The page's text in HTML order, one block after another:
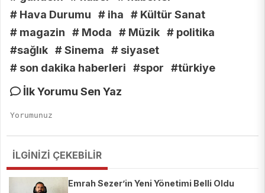
# Hava Durumu
# iha
# Kültür Sanat
# magazin
# Moda # Müzik # politika
#sağlık # Sinema
# siyaset
# son dakika haberleri
#spor
#türkiye
İlk Yorumu Sen Yaz
İLGİNİZİ ÇEKEBİLİR
Emrah Sezer’in Yeni Yönetimi Belli Oldu